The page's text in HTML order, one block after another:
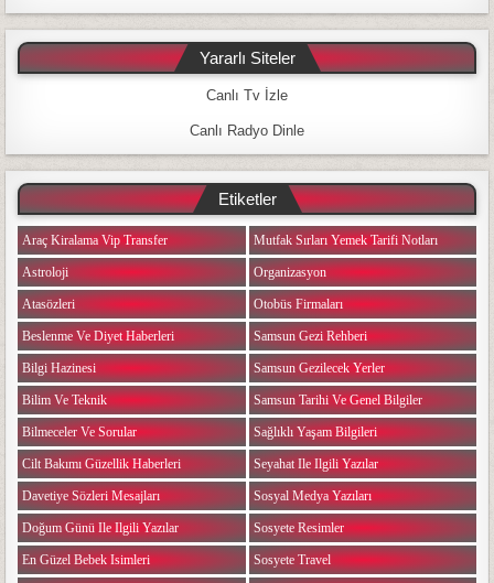
Yararlı Siteler
Canlı Tv İzle
Canlı Radyo Dinle
Etiketler
Araç Kiralama Vip Transfer
Astroloji
Atasözleri
Beslenme Ve Diyet Haberleri
Bilgi Hazinesi
Bilim Ve Teknik
Bilmeceler Ve Sorular
Cilt Bakımı Güzellik Haberleri
Davetiye Sözleri Mesajları
Doğum Günü Ile Ilgili Yazılar
En Güzel Bebek Isimleri
Mutfak Sırları Yemek Tarifi Notları
Organizasyon
Otobüs Firmaları
Samsun Gezi Rehberi
Samsun Gezilecek Yerler
Samsun Tarihi Ve Genel Bilgiler
Sağlıklı Yaşam Bilgileri
Seyahat Ile Ilgili Yazılar
Sosyal Medya Yazıları
Sosyete Resimler
Sosyete Travel